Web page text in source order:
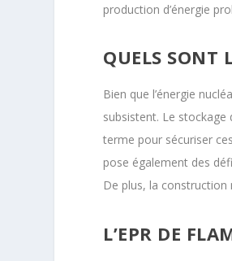
production d’énergie
QUELS SONT
Bien que l’énergie
subsistent. Le
terme pour sécuriser
pose également des
De plus, la
L’EPR DE